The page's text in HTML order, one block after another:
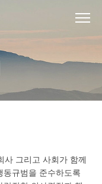
사 그리고 사회가 함께
규범을 준수하도록